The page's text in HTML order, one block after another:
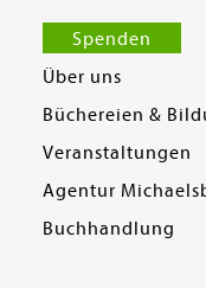
Spenden
Über uns
Büchereien &
Veranstaltungen
Agentur
Buchhandlung